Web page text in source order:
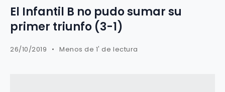
El Infantil B no pudo sumar su
primer triunfo (3-1)
26/10/2019 Menos de 1' de lectura